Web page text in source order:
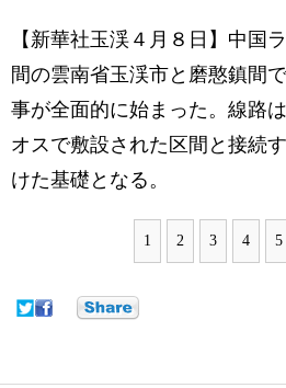
【新華社玉渓４月８日】中国
間の雲南省玉渓市と磨憨鎮間
事が全面的に始まった。線路
オスで敷設された区間と接続
けた基礎となる。
1 2 3 4 5